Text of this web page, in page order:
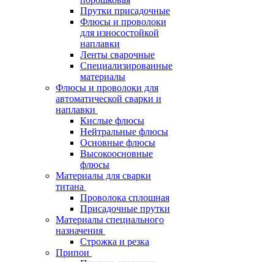
Прутки присадочные
Флюсы и проволоки
для износостойкой
наплавки
Ленты сварочные
Специализированные
материалы
Флюсы и проволоки для
автоматической сварки и
наплавки
Кислые флюсы
Нейтральные флюсы
Основные флюсы
Высокоосновные
флюсы
Материалы для сварки
титана
Проволока сплошная
Присадочные прутки
Материалы специального
назначения
Строжка и резка
Припои